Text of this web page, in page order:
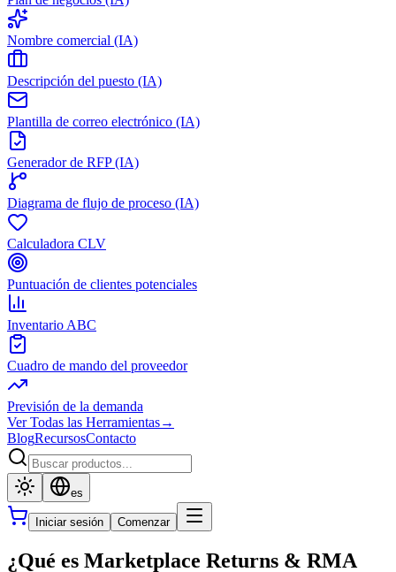
Nombre comercial (IA)
Descripción del puesto (IA)
Plantilla de correo electrónico (IA)
Generador de RFP (IA)
Diagrama de flujo de proceso (IA)
Calculadora CLV
Puntuación de clientes potenciales
Inventario ABC
Cuadro de mando del proveedor
Previsión de la demanda
Ver Todas las Herramientas→
BlogRecursosContacto
es
Iniciar sesión Comenzar
¿Qué es Marketplace Returns & RMA